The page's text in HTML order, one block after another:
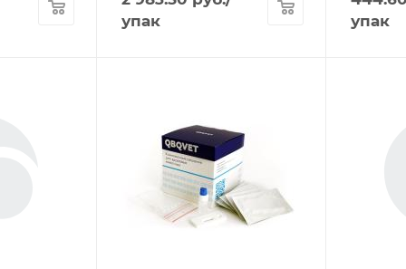
упак
упак